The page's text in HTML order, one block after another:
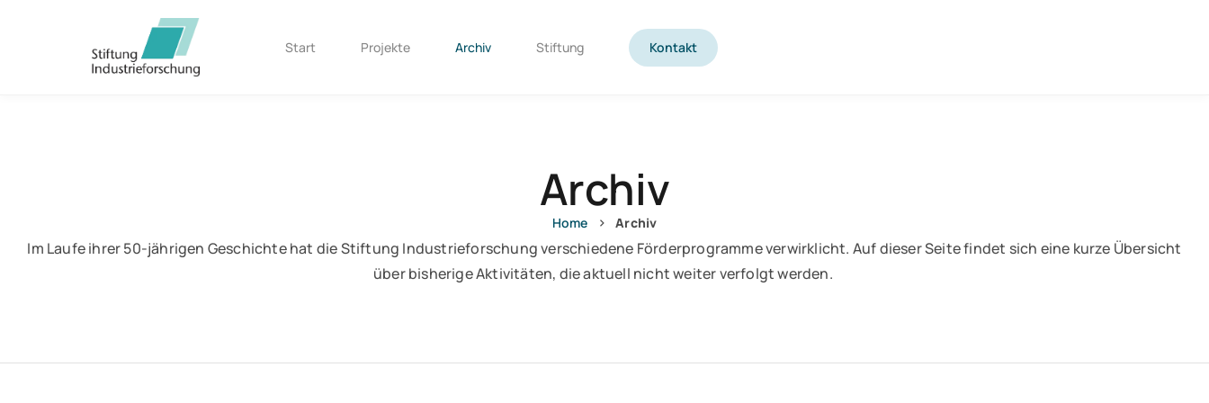
Start Projekte Archiv Stiftung Kontakt
Archiv
Home › Archiv
Im Laufe ihrer 50-jährigen Geschichte hat die Stiftung Industrieforschung verschiedene Förderprogramme verwirklicht. Auf dieser Seite findet sich eine kurze Übersicht
über bisherige Aktivitäten, die aktuell nicht weiter verfolgt werden.